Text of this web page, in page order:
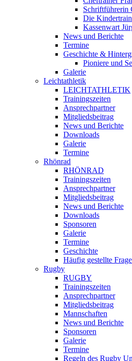
Schriftführerin
Die
Kassenwart
News und Berichte
Termine
Geschichte &
Pioniere und
Galerie
Leichtathletik
LEICHTATHLETIK
Trainingszeiten
Ansprechpartner
Mitgliedsbeitrag
News und Berichte
Downloads
Galerie
Termine
Rhönrad
RHÖNRAD
Trainingszeiten
Ansprechpartner
Mitgliedsbeitrag
News und Berichte
Downloads
Sponsoren
Galerie
Termine
Geschichte
Häufig gestellte
Rugby
RUGBY
Trainingszeiten
Ansprechpartner
Mitgliedsbeitrag
Mannschaften
News und Berichte
Sponsoren
Galerie
Termine
Regeln des Rugby